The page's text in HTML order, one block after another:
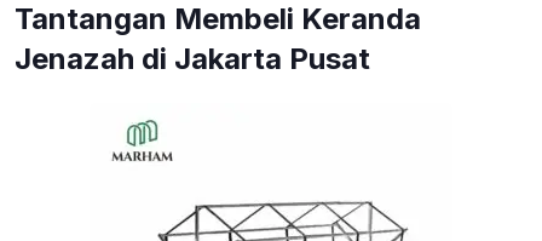
Tantangan Membeli Keranda
Jenazah di Jakarta Pusat